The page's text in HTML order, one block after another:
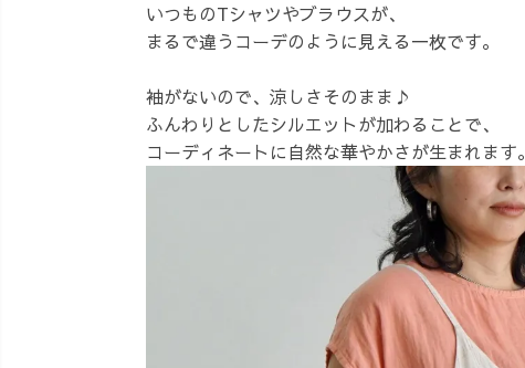
いつものTシャツやブラウスが、
まるで違うコーデのように見える一枚です。
袖がないので、涼しさそのまま♪
ふんわりとしたシルエットが加わることで、
コーディネートに自然な華やかさが生まれます。